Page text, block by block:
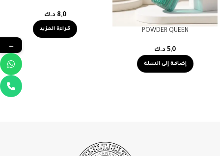
POWDER QUEEN
5,0 د.ك
إضافة إلى السلة
8,0 د.ك
قراءة المزيد
←